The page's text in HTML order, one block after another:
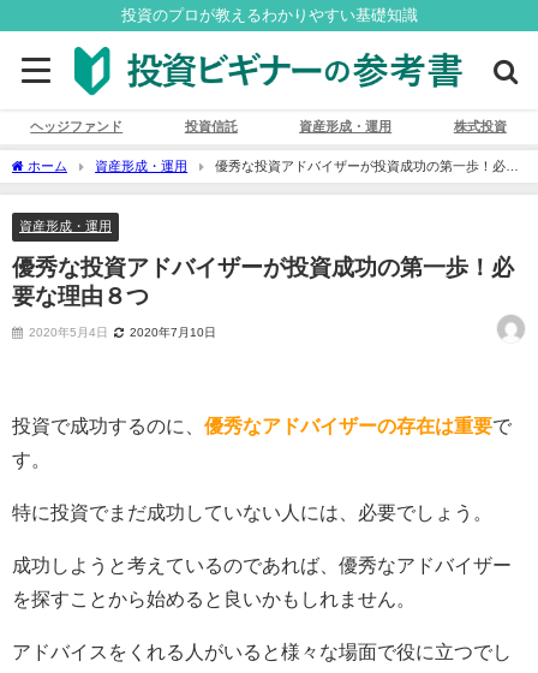
投資のプロが教えるわかりやすい基礎知識
ヘッジファンド 投資信託 資産形成・運用 株式投資
ホーム 資産形成・運用
優秀な投資アドバイザーが投資成功の第一歩！必要
な理由８つ
資産形成・運用
優秀な投資アドバイザーが投資成功の第一歩！必
要な理由８つ
2020年5月4日 2020年7月10日
投資で成功するのに、 優秀なアドバイザーの存在は重要で
す。
特に投資でまだ成功していない人には、必要でしょう。
成功しようと考えているのであれば、優秀なアドバイザー
を探すことから始めると良いかもしれません。
アドバイスをくれる人がいると様々な場面で役に立つでし